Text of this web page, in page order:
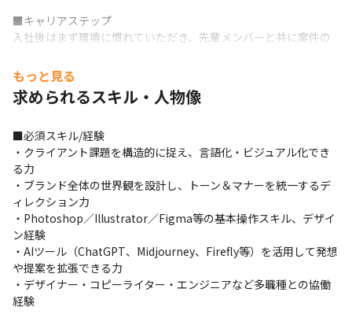
■キャリアステップ
入社後はまず環境に慣れていただき、先輩メンバーと共に案件の
徐々に案件を一人で担当し、経験に応じて難度の高いプロジェク
トへ。
適性に応じてチームづくりやインターン教育など、マネジメン
もっと見る
求められるスキル・人物像
■必須スキル/経験
・クライアント課題を構造的に捉え、言語化・ビジュアル化でき
る力
・ブランド全体の世界観を設計し、トーン＆マナーを統一するデ
ィレクション力
・Photoshop／Illustrator／Figma等の基本操作スキル、デザイ
ン経験
・AIツール（ChatGPT、Midjourney、Firefly等）を活用して発想
や提案を拡張できる力
・デザイナー・コピーライター・エンジニアなど多職種との協働
経験